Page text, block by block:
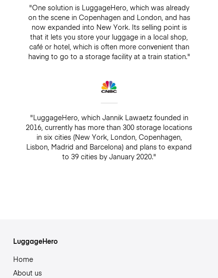
"One solution is LuggageHero, which was already
on the scene in Copenhagen and London, and has
now expanded into New York. Its selling point is
that it lets you store your luggage in a local shop,
café or hotel, which is often more convenient than
having to go to a storage facility at a train station."
"LuggageHero, which Jannik Lawaetz founded in
2016, currently has more than 300 storage locations
in six cities (New York, London, Copenhagen,
Lisbon, Madrid and Barcelona) and plans to expand
to 39 cities by January 2020."
LuggageHero
Home
About us